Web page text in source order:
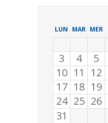
LUN MAR MER
3
4 5
10 11 12
17 18 19
24 25 26
31